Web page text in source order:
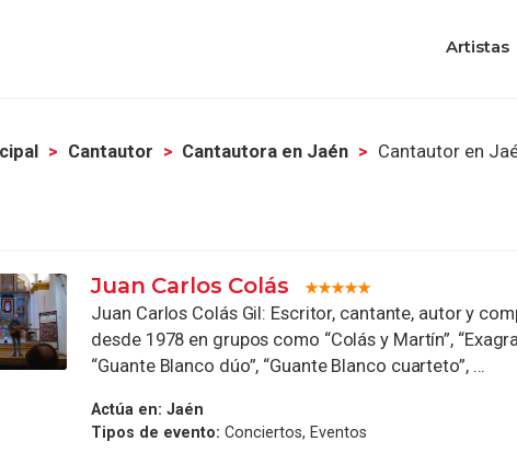
Artistas
Cantautor Cantautora en Jaén Cantautor en
Juan Carlos Colás
Juan Carlos Colás Gil: Escritor, cantante, autor y
desde 1978 en grupos como “Colás y Martín”,
“Guante Blanco dúo”, “Guante Blanco cuarteto”, ...
Actúa en: Jaén
Tipos de evento: Conciertos, Eventos